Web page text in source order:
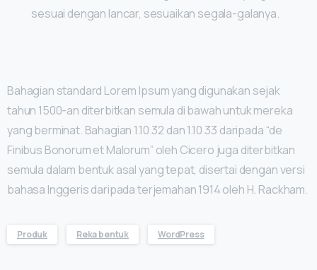
sesuai dengan lancar, sesuaikan segala-galanya.
Bahagian standard Lorem Ipsum yang digunakan sejak
tahun 1500-an diterbitkan semula di bawah untuk mereka
yang berminat. Bahagian 1.10.32 dan 1.10.33 daripada “de
Finibus Bonorum et Malorum” oleh Cicero juga diterbitkan
semula dalam bentuk asal yang tepat, disertai dengan versi
bahasa Inggeris daripada terjemahan 1914 oleh H. Rackham.
Produk Reka bentuk WordPress